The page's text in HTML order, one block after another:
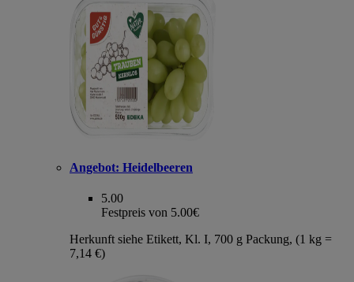
Angebot: Heidelbeeren
5.00
Festpreis von 5.00€
Herkunft siehe Etikett, Kl. I, 700 g Packung, (1 kg =
7,14 €)